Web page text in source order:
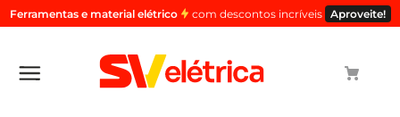
Ferramentas e material elétrico com descontos incríveis Aproveite!